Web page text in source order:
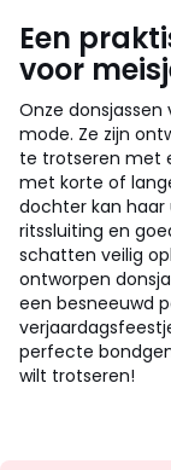
Een
voor
Onze
mode. Ze zijn
te trotseren met
met korte of
dochter kan haar
ritssluiting en
schatten veilig
ontworpen
een besneeuwd
perfecte
wilt trotseren!